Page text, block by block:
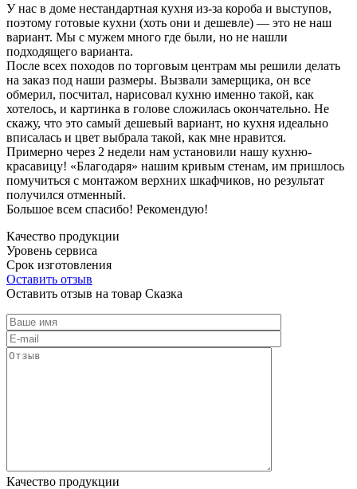
У нас в доме нестандартная кухня из-за короба и выступов,
поэтому готовые кухни (хоть они и дешевле) — это не наш
вариант. Мы с мужем много где были, но не нашли
подходящего варианта.
После всех походов по торговым центрам мы решили делать
на заказ под наши размеры. Вызвали замерщика, он все
обмерил, посчитал, нарисовал кухню именно такой, как
хотелось, и картинка в голове сложилась окончательно. Не
скажу, что это самый дешевый вариант, но кухня идеально
вписалась и цвет выбрала такой, как мне нравится.
Примерно через 2 недели нам установили нашу кухню-
красавицу! «Благодаря» нашим кривым стенам, им пришлось
помучиться с монтажом верхних шкафчиков, но результат
получился отменный.
Большое всем спасибо! Рекомендую!
Качество продукции
Уровень сервиса
Срок изготовления
Оставить отзыв
Оставить отзыв на товар Сказка
Качество продукции